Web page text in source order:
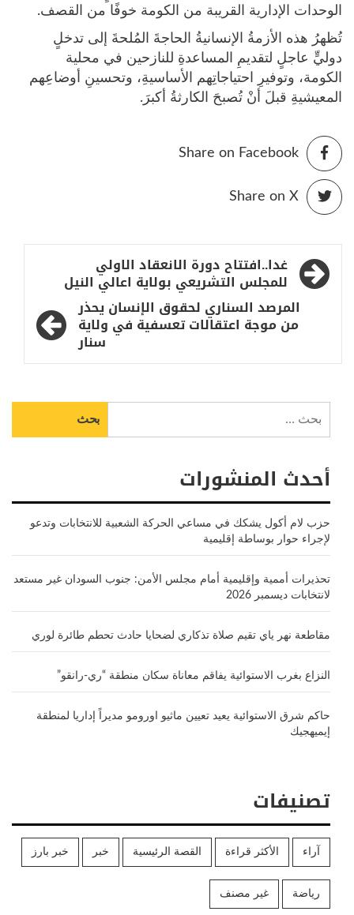
الوحدات الإدارية القريبة من الكومة خوفًا من القصف.
تُظهرُ هذه الأزمةُ الإنسانيةُ الحاجةَ المُلحةَ إلى تدخلٍ
دوليٍّ عاجلٍ لتقديمِ المساعدةِ للنازحين في محلية
الكومة، وتوفيرِ احتياجاتِهم الأساسيةِ، وتحسينِ أوضاعِهم
المعيشيةِ قبلَ أنْ تُصبحَ الكارثةُ أكبرَ.
Share on Facebook
Share on X
تصفّح
المقالات
غدا..افتتاح دورة الانعقاد الاولي
للمجلس التشريعي بولاية اعالي النيل
المرصد السناري لحقوق الإنسان يحذر
من موجة اعتقالات تعسفية في ولاية
سنار
عن:
أحدث المنشورات
حزب لام أكول يشكك في مساعي الحركة الشعبية للانتخابات وتدعو
لإجراء حوار بوساطة إقليمية
تحذيرات أممية وإقليمية أمام مجلس الأمن: جنوب السودان غير مستعد
لانتخابات ديسمبر 2026
مقاطعة نهر ياي تقيم صلاة تذكاري لضحايا حادث تحطم طائرة لوري
النزاع بغرب الاستوائية يفاقم معاناة سكان منطقة “ري-رانقو”
حاكم شرق الاستوائية يعيد تعيين ماثيو اورومو مديراً إداريا لمنطقة
إيميهجيك
تصنيفات
آراء الأكثر قراءة القصة الرئيسية خبر خبر بارز
رياضة غير مصنف